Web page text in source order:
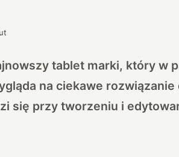
tablet marki, który w
na ciekawe rozwiązanie
się przy tworzeniu i